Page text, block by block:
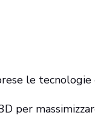
le tecnologie
per